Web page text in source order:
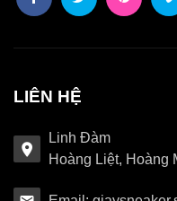
LIÊN HỆ
Linh Đàm
Hoàng Liệt, Hoàng